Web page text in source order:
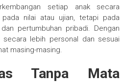
setiap anak secara
pada nilai atau ujian, tetapi pada
pertumbuhan pribadi. Dengan
secara lebih personal dan sesuai
masing-masing.
Tanpa Mata